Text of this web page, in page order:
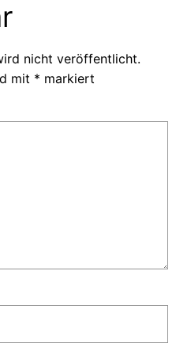
nicht veröffentlicht.
mit * markiert